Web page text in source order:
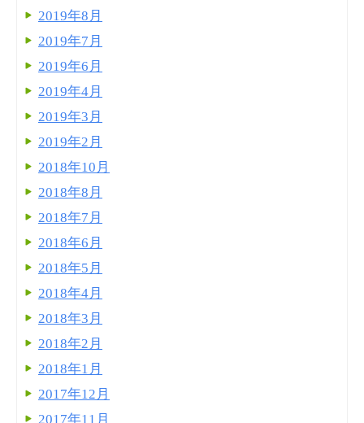
2019年8月
2019年7月
2019年6月
2019年4月
2019年3月
2019年2月
2018年10月
2018年8月
2018年7月
2018年6月
2018年5月
2018年4月
2018年3月
2018年2月
2018年1月
2017年12月
2017年11月